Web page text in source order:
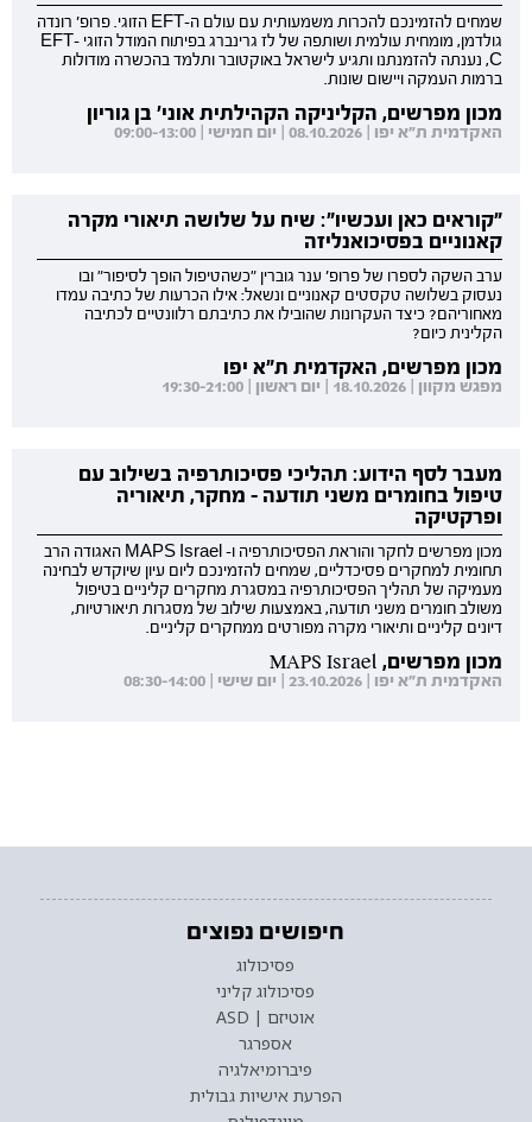
שמחים להזמינכם להכרות משמעותית עם עולם ה-EFT הזוגי. פרופ' רונדה
גולדמן, מומחית עולמית ושותפה של לז גרינברג בפיתוח המודל הזוגי EFT-
C, נענתה להזמנתנו ותגיע לישראל באוקטובר ותלמד בהכשרה מודולות
ברמות העמקה ויישום שונות.
מכון מפרשים, הקליניקה הקהילתית אוני' בן גוריון
האקדמית ת"א יפו | 08.10.2026 | יום חמישי | 09:00-13:00
"קוראים כאן ועכשיו": שיח על שלושה תיאורי מקרה
קאנוניים בפסיכואנליזה
ערב השקה לספרו של פרופ' ענר גוברין "כשהטיפול הופך לסיפור" ובו
נעסוק בשלושה טקסטים קאנוניים ונשאל: אילו הכרעות של כתיבה עמדו
מאחוריהם? כיצד העקרונות שהובילו את כתיבתם רלוונטיים לכתיבה
הקלינית כיום?
מכון מפרשים, האקדמית ת"א יפו
מפגש מקוון | 18.10.2026 | יום ראשון | 19:30-21:00
מעבר לסף הידוע: תהליכי פסיכותרפיה בשילוב עם
טיפול בחומרים משני תודעה - מחקר, תיאוריה
ופרקטיקה
מכון מפרשים לחקר והוראת הפסיכותרפיה ו- MAPS Israel האגודה הרב
תחומית למחקרים פסיכדליים, שמחים להזמינכם ליום עיון שיוקדש לבחינה
מעמיקה של תהליך הפסיכותרפיה במסגרת מחקרים קליניים בטיפול
משולב חומרים משני תודעה, באמצעות שילוב של מסגרות תיאורטיות,
דיונים קליניים ותיאורי מקרה מפורטים ממחקרים קליניים.
מכון מפרשים, MAPS Israel
האקדמית ת"א יפו | 23.10.2026 | יום שישי | 08:30-14:00
חיפושים נפוצים
פסיכולוג
פסיכולוג קליני
אוטיזם | ASD
אספרגר
פיברומיאלגיה
הפרעת אישיות גבולית